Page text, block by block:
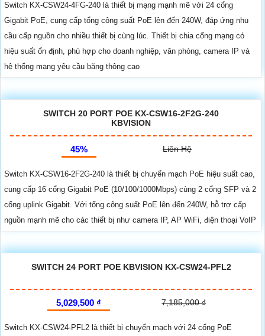
Switch KX-CSW24-4FG-240 là thiết bị mạng mạnh mẽ với 24 cổng
Gigabit PoE, cung cấp tổng công suất PoE lên đến 240W, đáp ứng nhu
cầu cấp nguồn cho nhiều thiết bị cùng lúc. Thiết bị chia cổng mạng có
hiệu suất ổn định, phù hợp cho doanh nghiệp, văn phòng, camera IP và
hệ thống mạng yêu cầu băng thông cao
SWITCH 20 PORT POE KX-CSW16-2F2G-240
KBVISION
45% Liên Hệ
Switch KX-CSW16-2F2G-240 là thiết bị chuyển mạch PoE hiệu suất cao,
cung cấp 16 cổng Gigabit PoE (10/100/1000Mbps) cùng 2 cổng SFP và 2
cổng uplink Gigabit. Với tổng công suất PoE lên đến 240W, hỗ trợ cấp
nguồn mạnh mẽ cho các thiết bị như camera IP, AP WiFi, điện thoại VoIP
SWITCH 24 PORT POE KBVISION KX-CSW24-PFL2
5,029,500 ₫ 7,185,000 ₫
Switch KX-CSW24-PFL2 là thiết bị chuyển mạch với 24 cổng PoE